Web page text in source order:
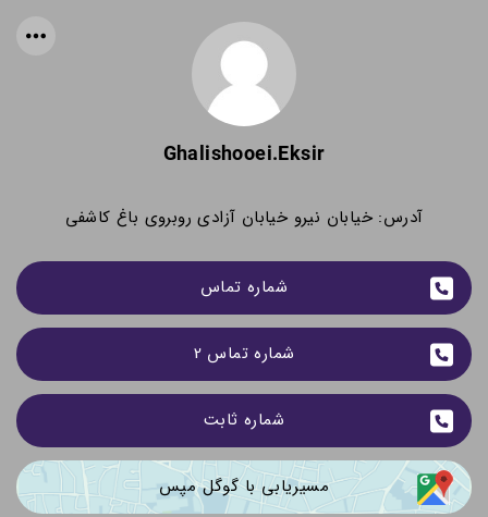
Ghalishooei.eksir
آدرس: خیابان نیرو خیابان آزادی روبروی باغ کاشفی
شماره تماس
شماره تماس 2
شماره ثابت
مسیریابی با گوگل مپس